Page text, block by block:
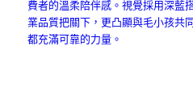
費者的溫柔陪伴感。視覺採用深藍
業品質把關下，更凸顯與毛小孩共
都充滿可靠的力量。